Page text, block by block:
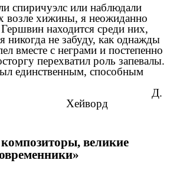
спиричуэлс или наблюдали
возле хижины, я неожиданно
находится среди них,
никогда не забуду, как однажды
вместе с неграми и постепенно
перехватил роль запевалы.
единственным, способным
Д.
Хейворд
великие